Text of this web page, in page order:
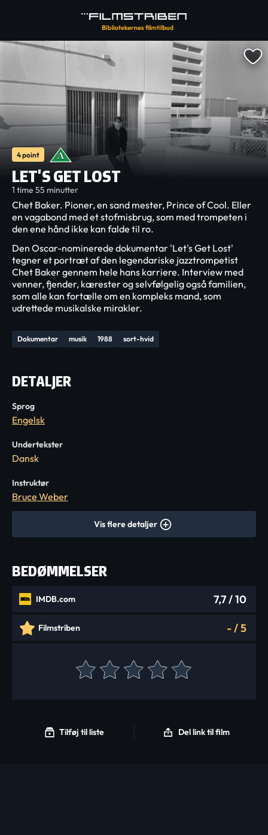
4 point
LET'S GET LOST
1 time 55 minutter
Dokumentar musik 1988 sort-hvid
Chet Baker. Pioner, en sand mester, Prince of Cool. Eller
en vagabond med et stofmisbrug, som med trompeten i
den ene hånd ikke kan falde til ro.
Den Oscar-nominerede dokumentar 'Let's Get Lost'
tegner et portræt af den legendariske jazztrompetist
Chet Baker gennem hele hans karriere. Interview med
venner, fjender, kærester og selvfølgelig også familien,
som alle kan fortælle om en kompleks mand, som
udrettede musikalske mirakler.
DETALJER
Sprog
Engelsk
Undertekster
Dansk
Instruktør
Bruce Weber
Vis flere detaljer
BEDØMMELSER
IMDB.com 7,7/ 10
Filmstriben -/5
Tilføj til liste Del link til film